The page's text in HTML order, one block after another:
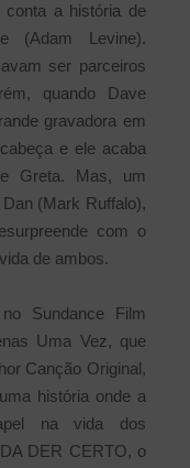
a história de
(Adam Levine).
ser parceiros
quando Dave
gravadora em
e ele acaba
Greta. Mas, um
(Mark Ruffalo),
com o
de ambos.
Sundance Film
Uma Vez, que
Canção Original,
história onde a
na vida dos
DER CERTO, o